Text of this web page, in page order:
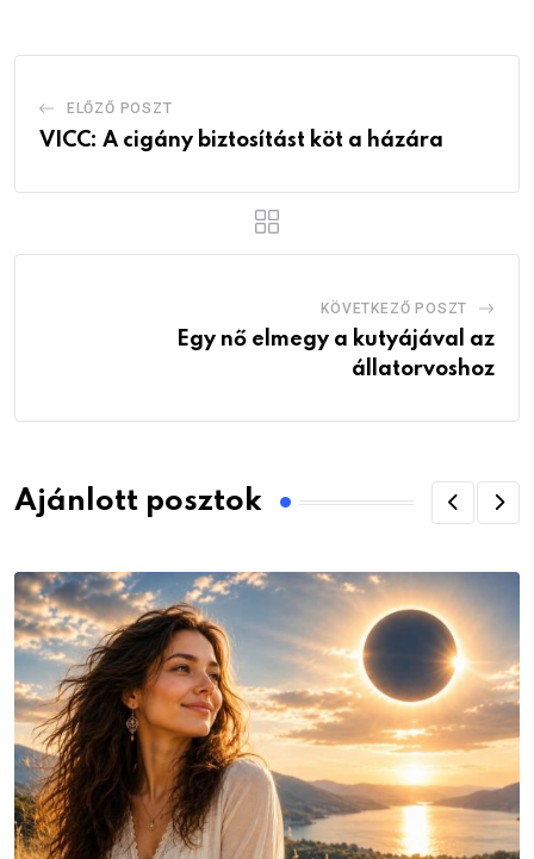
ELŐZŐ POSZT
VICC: A cigány biztosítást köt a házára
KÖVETKEZŐ POSZT
Egy nő elmegy a kutyájával az
állatorvoshoz
Ajánlott posztok